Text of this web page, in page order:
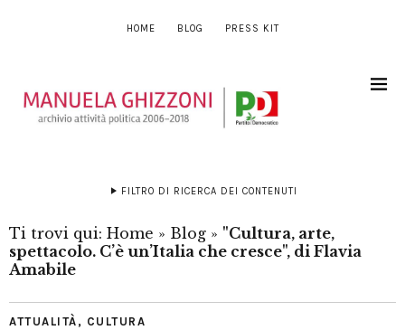
HOME BLOG PRESS KIT
FILTRO DI RICERCA DEI CONTENUTI
Ti trovi qui: Home » Blog » "Cultura, arte,
spettacolo. C’è un’Italia che cresce", di Flavia
Amabile
ATTUALITÀ , CULTURA